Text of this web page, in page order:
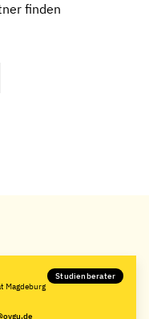
finden
Magdeburg
Studienberater